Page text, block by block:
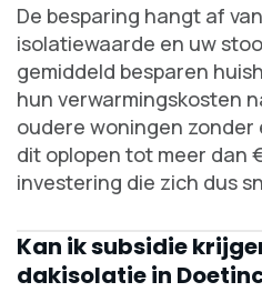
De besparing hangt af
isolatiewaarde en uw
gemiddeld besparen
hun verwarmingskosten
oudere woningen zonder
dit oplopen tot meer dan
investering die zich dus
Kan ik subsidie
dakisolatie in